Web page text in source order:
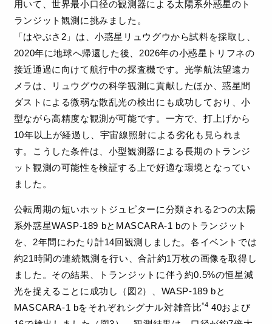
用いて、世界最小口径の観測器による太陽系外惑星のト
ランジット観測に挑みました。
「はやぶさ2」は、小惑星リュウグウから試料を採取し、
2020年に地球へ帰還した後、2026年の小惑星トリフネの
接近通過に向けて航行中の探査機です。光学航法望遠カ
メラは、リュウグウの科学観測に貢献したほか、惑星間
ダストによる微弱な散乱光の検出にも成功しており、小
型ながら高精度な観測が可能です。一方で、打上げから
10年以上が経過し、宇宙線照射による劣化も見られま
す。こうした条件は、小型観測器による長期のトランジ
ット観測の可能性を検証する上で好適な環境となってい
ました。
公転周期の短いホットジュピターに分類される2つの太陽
系外惑星WASP-189 bとMASCARA-1 bのトランジット
を、2年間にわたり計14回観測しました。各イベントでは
約21時間の連続観測を行い、合計約1万枚の画像を取得し
ました。その結果、トランジットに伴う約0.5%の恒星減
光を捉えることに成功し（図2）、WASP-189 bと
MASCARA-1 bをそれぞれシグナル対雑音比*4 40および